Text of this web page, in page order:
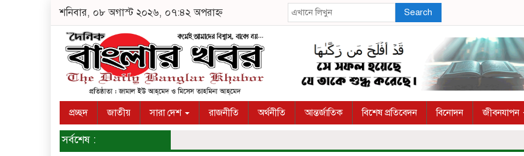
শনিবার, ০৮ অগাস্ট ২০২৬, ০৭:৪২ অপরাহ্ন Search
প্রচ্ছদ জাতীয় সারা দেশ রাজনীতি অর্থনীতি আন্তর্জাতিক বিশেষ প্রতিবেদন বিনোদন জীবনযাপন
সর্বশেষ :